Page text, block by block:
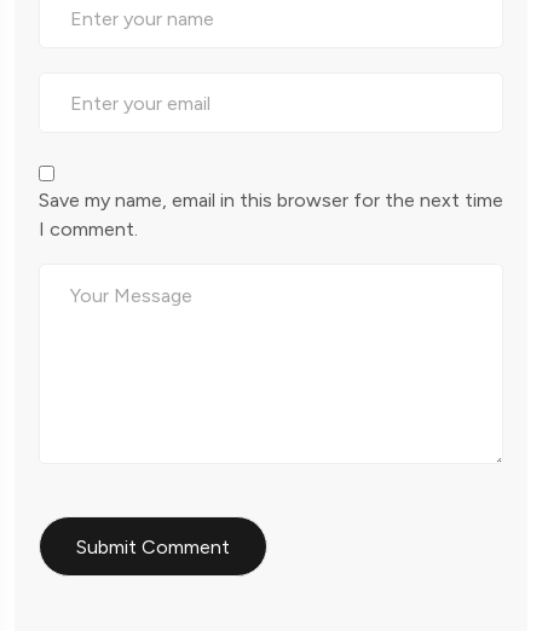
Save my name, email in this browser for the next time
I comment.